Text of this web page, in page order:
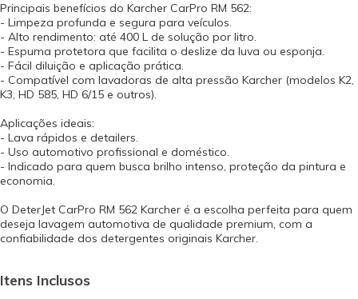
Principais benefícios do Karcher CarPro RM 562:
- Limpeza profunda e segura para veículos.
- Alto rendimento: até 400 L de solução por litro.
- Espuma protetora que facilita o deslize da luva ou esponja.
- Fácil diluição e aplicação prática.
- Compatível com lavadoras de alta pressão Karcher (modelos K2,
K3, HD 585, HD 6/15 e outros).
Aplicações ideais:
- Lava rápidos e detailers.
- Uso automotivo profissional e doméstico.
- Indicado para quem busca brilho intenso, proteção da pintura e
economia.
O DeterJet CarPro RM 562 Karcher é a escolha perfeita para quem
deseja lavagem automotiva de qualidade premium, com a
confiabilidade dos detergentes originais Karcher.
Itens Inclusos